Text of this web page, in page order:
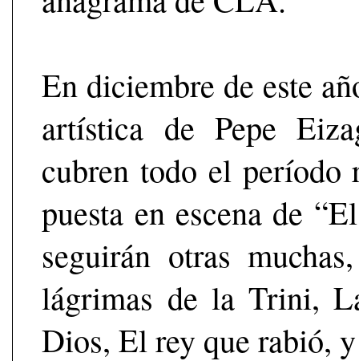
En diciembre de este
artística de Pepe
cubren todo el período
puesta en escena de
seguirán otras
lágrimas de la Trini,
Dios, El rey que rabió,